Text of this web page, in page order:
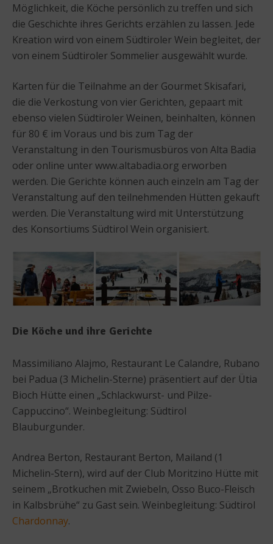
Möglichkeit, die Köche persönlich zu treffen und sich
die Geschichte ihres Gerichts erzählen zu lassen. Jede
Kreation wird von einem Südtiroler Wein begleitet, der
von einem Südtiroler Sommelier ausgewählt wurde.
Karten für die Teilnahme an der Gourmet Skisafari,
die die Verkostung von vier Gerichten, gepaart mit
ebenso vielen Südtiroler Weinen, beinhalten, können
für 80 € im Voraus und bis zum Tag der
Veranstaltung in den Tourismusbüros von Alta Badia
oder online unter www.altabadia.org erworben
werden. Die Gerichte können auch einzeln am Tag der
Veranstaltung auf den teilnehmenden Hütten gekauft
werden. Die Veranstaltung wird mit Unterstützung
des Konsortiums Südtirol Wein organisiert.
Die Köche und ihre Gerichte
Massimiliano Alajmo, Restaurant Le Calandre, Rubano
bei Padua (3 Michelin-Sterne) präsentiert auf der Ütia
Bioch Hütte einen „Schlackwurst- und Pilze-
Cappuccino“. Weinbegleitung: Südtirol
Blauburgunder.
Andrea Berton, Restaurant Berton, Mailand (1
Michelin-Stern), wird auf der Club Moritzino Hütte mit
seinem „Brotkuchen mit Zwiebeln, Osso Buco-Fleisch
in Kalbsbrühe“ zu Gast sein. Weinbegleitung: Südtirol
Chardonnay.